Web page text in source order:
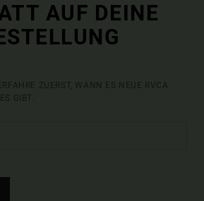
AUF DEINE
ZUERST, WANN ES NEUE RVCA
GIBT.